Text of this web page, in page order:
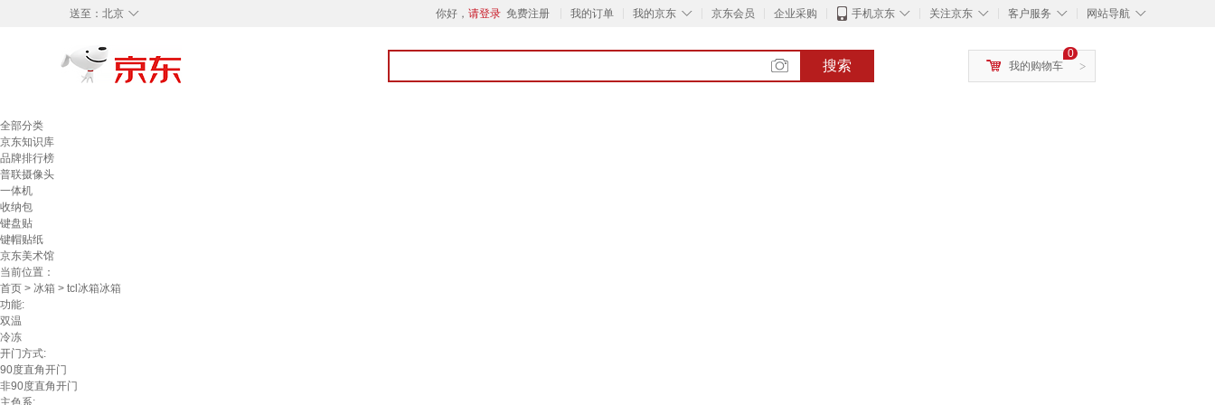
◇
送至： 北京 你好， 请登录 免费注册 我的订单 ◇
我的京东 京东会员 企业采购 ◇
手机京东 ◇
关注京东 ◇
客户服务 ◇
网站导航
搜索 >
0
我的购物车
全部分类
京东知识库
品牌排行榜
普联摄像头
一体机
收纳包
键盘贴
键帽贴纸
京东美术馆
当前位置：
首页 > 冰箱 > tcl冰箱冰箱
功能:
双温
冷冻
开门方式:
90度直角开门
非90度直角开门
主色系: